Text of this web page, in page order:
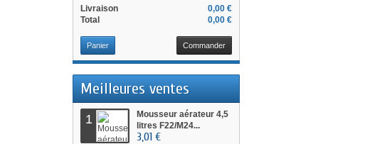
0,00 €
Livraison
0,00 €
Total
Panier Commander
Meilleures ventes
1
Mousseur aérateur 4,5
litres F22/M24...
3,01 €